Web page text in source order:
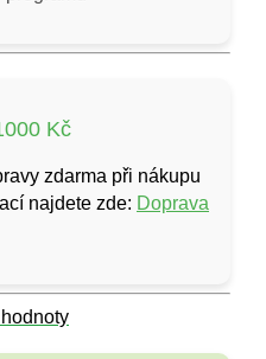
Kč
zdarma při nákupu
najdete zde: Doprava